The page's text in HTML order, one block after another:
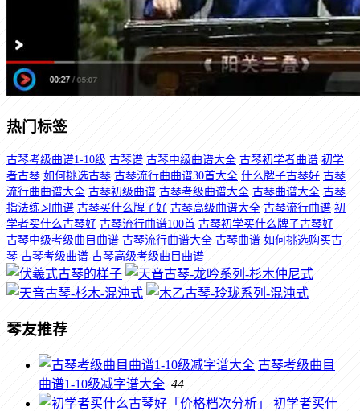
热门标签
古琴考级曲谱1-10级 古琴谱 古琴中级曲谱大全 古琴初学者曲谱 初学
者古琴 如何挑选古琴 古琴流行曲曲谱30首大全 什么牌子古琴好 古琴
流行曲曲谱大全 古琴初级曲谱 古琴考级曲谱大全 古琴曲谱大全 古琴
指法练习曲谱 古琴买什么牌子好 古琴高级曲谱大全 古琴流行曲谱 初
学者买什么古琴好 古琴流行曲谱100首 古琴初学买什么牌子古琴好
古琴中级考级曲目曲谱 古琴流行曲谱大全 古琴曲谱 如何挑选购买古
琴 古琴考级曲谱 古琴高级考级曲目曲谱
琴友推荐
古琴考级曲目
曲谱1-10级减字谱大全 44
初学者买什